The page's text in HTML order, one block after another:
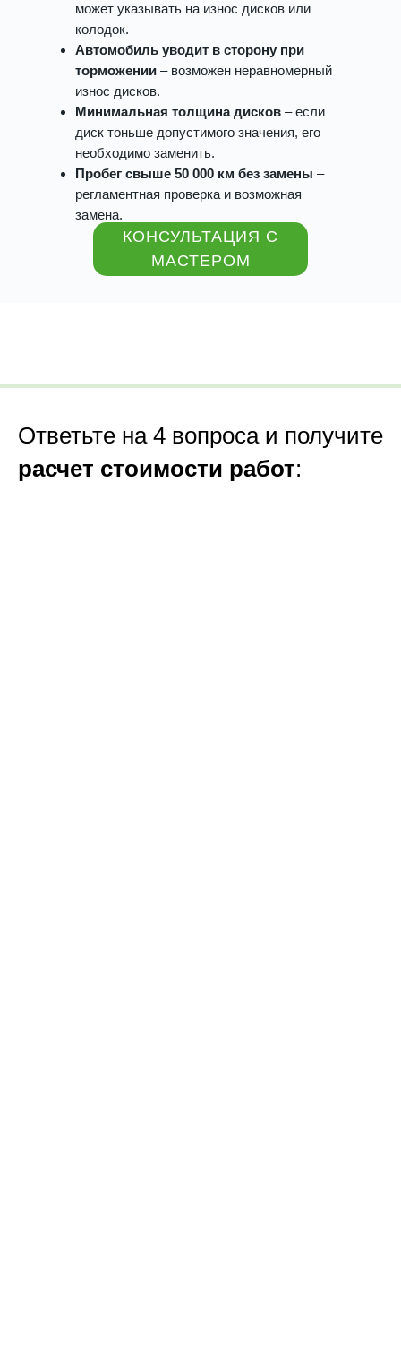
может указывать на износ дисков или
колодок.
Автомобиль уводит в сторону при
торможении – возможен неравномерный
износ дисков.
Минимальная толщина дисков – если
диск тоньше допустимого значения, его
необходимо заменить.
Пробег свыше 50 000 км без замены –
регламентная проверка и возможная
замена.
КОНСУЛЬТАЦИЯ С
МАСТЕРОМ
Ответьте на 4 вопроса и получите
расчет стоимости работ: